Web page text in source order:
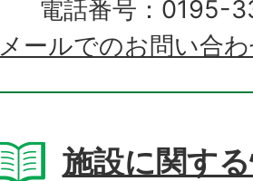
電話番号：0195-
メールでのお問い合
施設に関す